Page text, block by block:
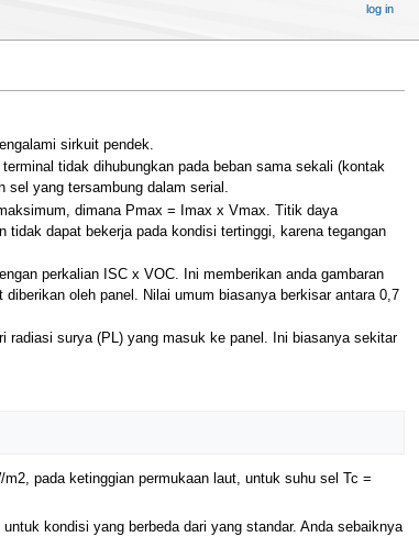
sirkuit pendek.
tidak dihubungkan pada beban sama sekali (kontak
sel yang tersambung dalam serial.
dimana Pmax = Imax x Vmax. Titik daya
dapat bekerja pada kondisi tertinggi, karena tegangan
perkalian ISC x VOC. Ini memberikan anda gambaran
oleh panel. Nilai umum biasanya berkisar antara 0,7
radiasi surya (PL) yang masuk ke panel. Ini biasanya sekitar
pada ketinggian permukaan laut, untuk suhu sel Tc =
kondisi yang berbeda dari yang standar. Anda sebaiknya
log in